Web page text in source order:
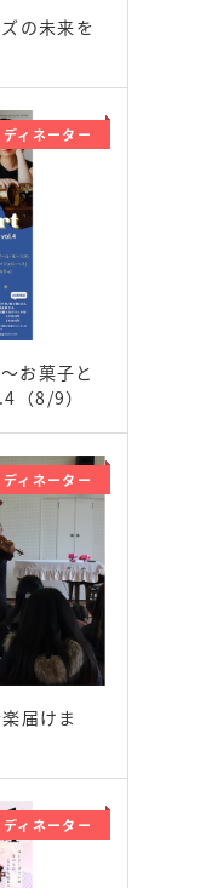
の未来を
ィネーター
お菓子と
（8/9）
ィネーター
届けま
ィネーター